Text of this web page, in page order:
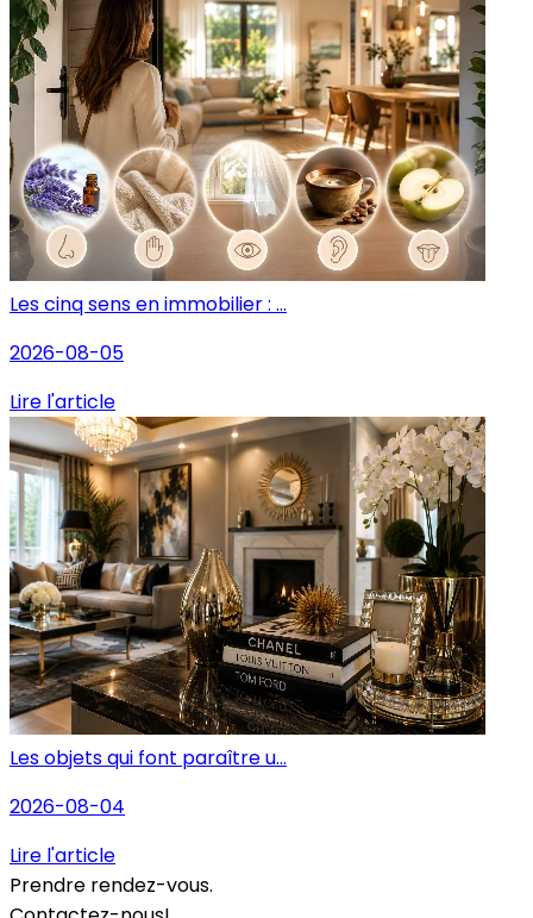
Les cinq sens en immobilier : ...
2026-08-05
Lire l'article
Les objets qui font paraître u...
2026-08-04
Lire l'article
Prendre rendez-vous.